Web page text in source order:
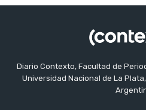
Diario Contexto, Facultad de
Universidad Nacional de La